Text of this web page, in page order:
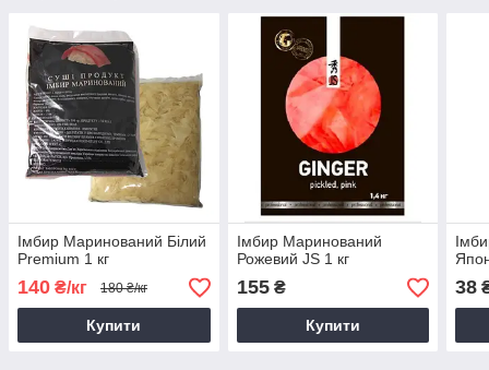
Імбир Маринований Білий
Premium 1 кг
140 ₴/кг 180 ₴/кг
Купити
Імбир Маринований
Рожевий JS 1 кг
155₴
Купити
38